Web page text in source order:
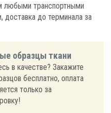
любыми транспортными
доставка до терминала за
образцы ткани
в качестве? Закажите
бесплатно, оплата
только за